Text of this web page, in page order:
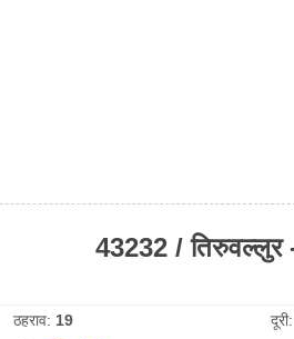
43232 / तिरुवल्लुर
ठहराव: 19 दूरी: